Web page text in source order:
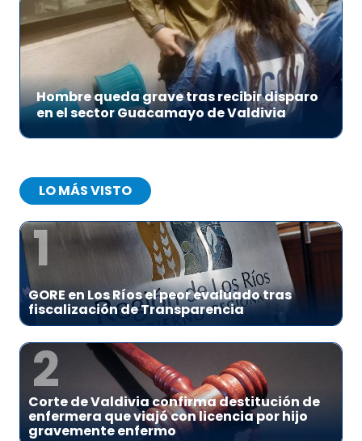
Hombre queda grave tras recibir disparo
en el sector Guacamayo de Valdivia
LO MÁS VISTO
1
GORE en Los Ríos el peor evaluado tras
fiscalización de Transparencia
2
Corte de Valdivia confirma destitución de
enfermera que viajó con licencia por hijo
gravemente enfermo